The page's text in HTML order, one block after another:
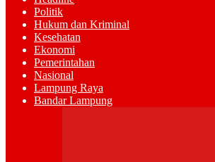
Politik
Hukum dan Kriminal
Kesehatan
Ekonomi
Pemerintahan
Nasional
Lampung Raya
Bandar Lampung